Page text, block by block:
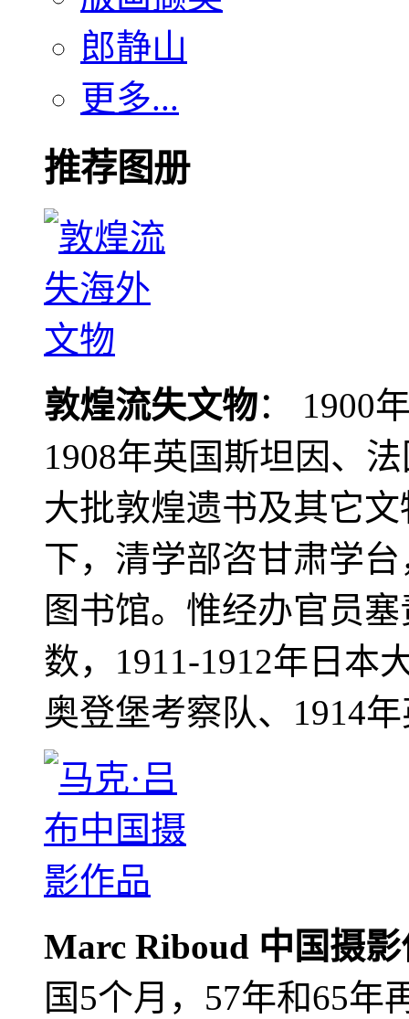
郎静山
更多...
推荐图册
敦煌流失文物： 1900
1908年英国斯坦因、
大批敦煌遗书及其它
下，清学部咨甘肃学
图书馆。惟经办官员
数，1911-1912年日本
奥登堡考察队、1914
Marc Riboud 中国摄
国5个月，57年和65年